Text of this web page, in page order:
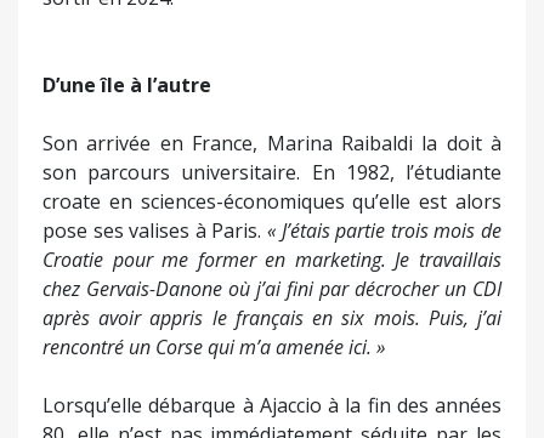
sortir en 2024.
D’une île à l’autre
Son arrivée en France, Marina Raibaldi la doit à
son parcours universitaire. En 1982, l’étudiante
croate en sciences-économiques qu’elle est alors
pose ses valises à Paris.
« J’étais partie trois mois de
Croatie pour me former en marketing. Je travaillais
chez Gervais-Danone où j’ai fini par décrocher un CDI
après avoir appris le français en six mois. Puis, j’ai
rencontré un Corse qui m’a amenée ici. »